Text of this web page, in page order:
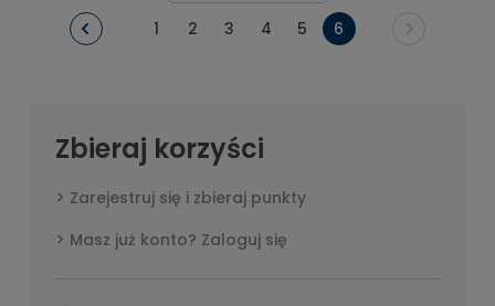
1 2 3 4 5 6
Zbieraj korzyści
Zarejestruj się i zbieraj punkty
Masz już konto? Zaloguj się